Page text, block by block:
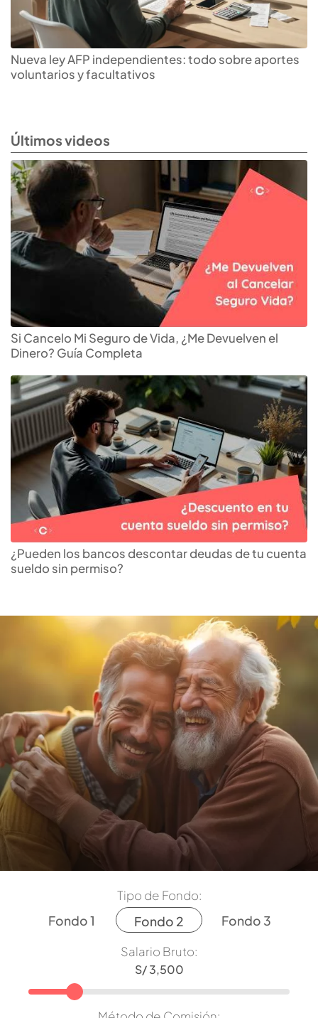
Nueva ley AFP independientes: todo sobre aportes
voluntarios y facultativos
Últimos videos
Si Cancelo Mi Seguro de Vida, ¿Me Devuelven el
Dinero? Guía Completa
¿Pueden los bancos descontar deudas de tu cuenta
sueldo sin permiso?
Descubre laAFPque te da
más rentabilidad
Tipo de Fondo:
Fondo 1 Fondo 2 Fondo 3
Salario Bruto: